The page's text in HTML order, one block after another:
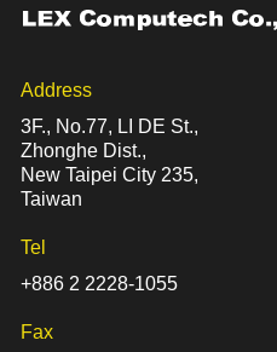
Address
3F., No.77, LI DE St.,
Zhonghe Dist.,
New Taipei City 235,
Taiwan
Tel
+886 2 2228-1055
Fax